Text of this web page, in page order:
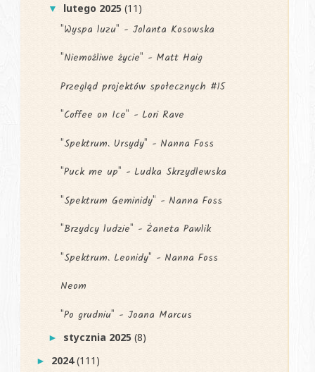
▼ lutego 2025(11)
"Wyspa luzu" - Jolanta Kosowska
"Niemożliwe życie" - Matt Haig
Przegląd projektów społecznych #15
"Coffee on Ice" - Lori Rave
"Spektrum. Ursydy" - Nanna Foss
"Puck me up" - Ludka Skrzydlewska
"Spektrum Geminidy" - Nanna Foss
"Brzydcy ludzie" - Żaneta Pawlik
"Spektrum. Leonidy" - Nanna Foss
Neom
"Po grudniu" - Joana Marcus
► stycznia 2025(8)
► 2024(111)